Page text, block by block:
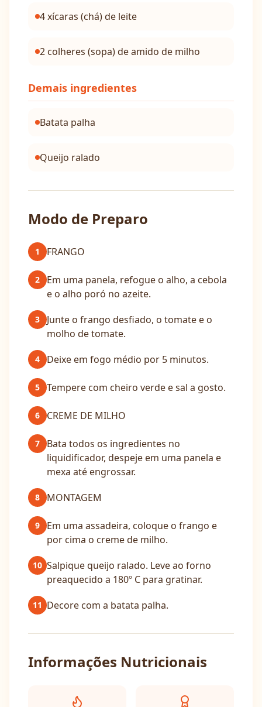
4 xícaras (chá) de leite
2 colheres (sopa) de amido de milho
Demais ingredientes
Batata palha
Queijo ralado
Modo de Preparo
1 FRANGO
2
Em uma panela, refogue o alho, a cebola
e o alho poró no azeite.
3
Junte o frango desfiado, o tomate e o
molho de tomate.
4 Deixe em fogo médio por 5 minutos.
5 Tempere com cheiro verde e sal a gosto.
6 CREME DE MILHO
7
Bata todos os ingredientes no
liquidificador, despeje em uma panela e
mexa até engrossar.
8 MONTAGEM
9
Em uma assadeira, coloque o frango e
por cima o creme de milho.
10 Salpique queijo ralado. Leve ao forno
preaquecido a 180º C para gratinar.
11 Decore com a batata palha.
Informações Nutricionais